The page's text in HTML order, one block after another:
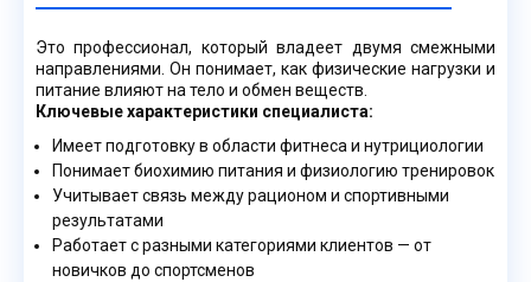
Это профессионал, который владеет двумя смежными
направлениями. Он понимает, как физические нагрузки и
питание влияют на тело и обмен веществ.
Ключевые характеристики специалиста:
Имеет подготовку в области фитнеса и нутрициологии
Понимает биохимию питания и физиологию тренировок
Учитывает связь между рационом и спортивными
результатами
Работает с разными категориями клиентов — от
новичков до спортсменов